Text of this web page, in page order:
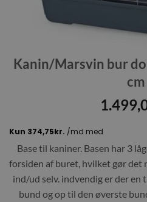
Kanin/Marsvin bur
cm
Base til kaniner. Basen har 3
forsiden af buret, hvilket gør det
ind/ud selv. indvendig er der
bund og op til den øverste